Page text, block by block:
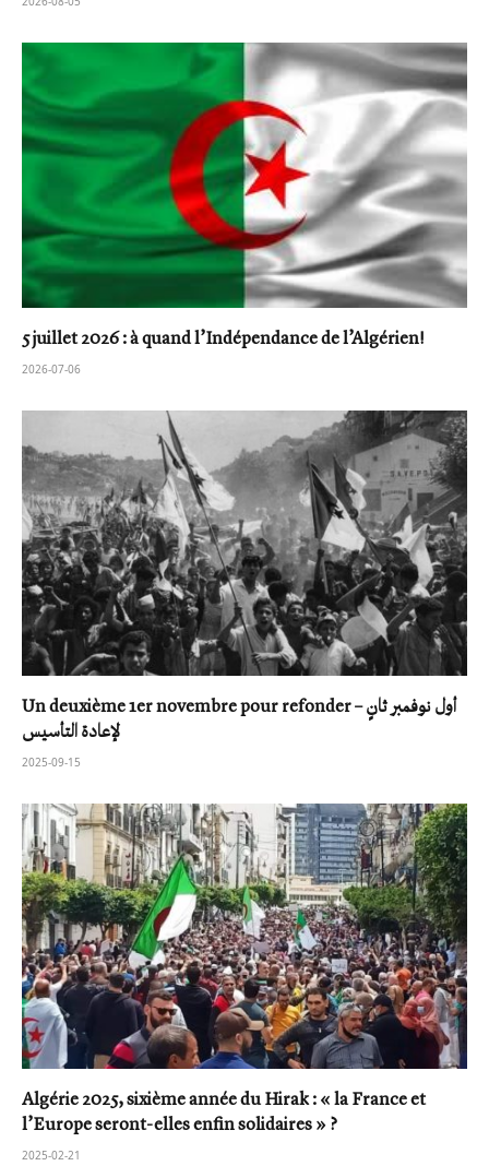
5 juillet 2026 : à quand l’Indépendance de l’Algérien!
2026-07-06
Un deuxième 1er novembre pour refonder – أول نوفمبر ثانٍ
لإعادة التأسيس
2025-09-15
Algérie 2025, sixième année du Hirak : « la France et
l’Europe seront-elles enfin solidaires » ?
2025-02-21